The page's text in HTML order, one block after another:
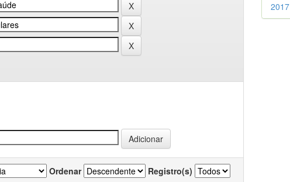
Ordenar Registro(s)
2017